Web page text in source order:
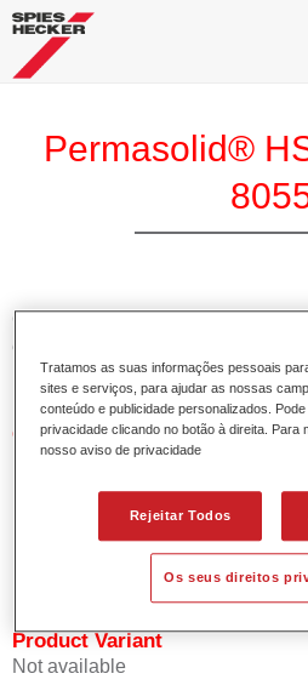
Permasolid®
O Permasolid Verniz HS 8055 é
em sólidos e de elevado brilho
painéis e pinturas gerais.
Características do produto
Aplicação fácil e versátil em
2 demãos.
Oferece elevada estabilidade.
Secagem em profundidade.
Product Variant
Not available
Tratamos as suas informações pessoais
sites e serviços, para ajudar as nossas
conteúdo e publicidade personalizados.
privacidade clicando no botão à direita. Para
nosso aviso de privacidade
Rejeitar Todos
Os seus direitos